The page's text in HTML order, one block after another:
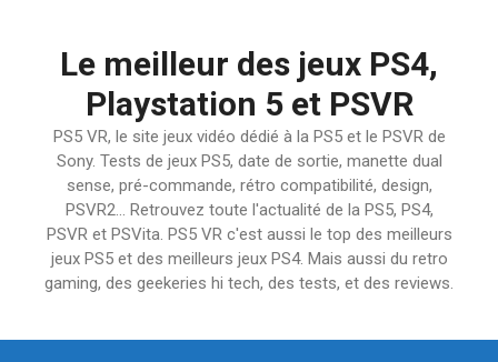
Le meilleur des jeux PS4,
Playstation 5 et PSVR
PS5 VR, le site jeux vidéo dédié à la PS5 et le PSVR de
Sony. Tests de jeux PS5, date de sortie, manette dual
sense, pré-commande, rétro compatibilité, design,
PSVR2… Retrouvez toute l'actualité de la PS5, PS4,
PSVR et PSVita. PS5 VR c'est aussi le top des meilleurs
jeux PS5 et des meilleurs jeux PS4. Mais aussi du retro
gaming, des geekeries hi tech, des tests, et des reviews.